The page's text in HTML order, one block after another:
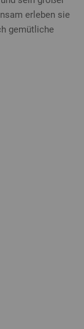
erleben sie
gemütliche